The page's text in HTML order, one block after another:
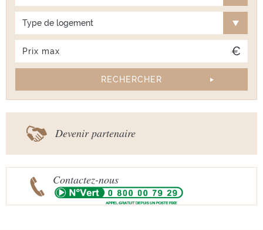
Type de logement
Devenir partenaire
Contactez-nous